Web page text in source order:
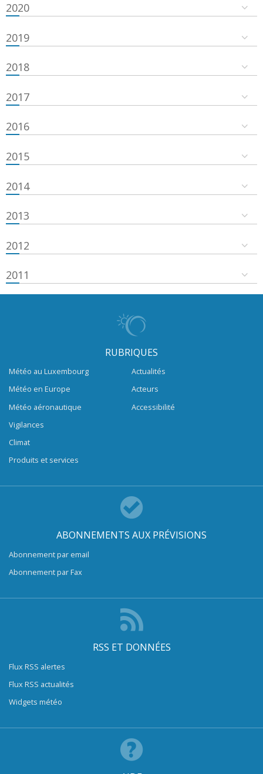
2020
2019
2018
2017
2016
2015
2014
2013
2012
2011
RUBRIQUES
Météo au Luxembourg
Météo en Europe
Météo aéronautique
Vigilances
Climat
Produits et services
Actualités
Acteurs
Accessibilité
ABONNEMENTS AUX PRÉVISIONS
Abonnement par email
Abonnement par Fax
RSS ET DONNÉES
Flux RSS alertes
Flux RSS actualités
Widgets météo